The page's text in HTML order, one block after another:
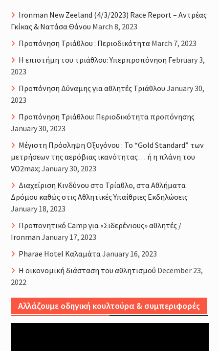
Ironman New Zeeland (4/3/2023) Race Report – Αντρέας
Γκίκας & Νατάσα Θάνου March 8, 2023
Προπόνηση Τριάθλου : Περιοδικότητα March 7, 2023
H επιστήμη του τριάθλου: Υπερπροπόνηση February 3,
2023
Προπόνηση Δύναμης για αθλητές Τριάθλου January 30,
2023
Προπόνηση Τριάθλου: Περιοδικότητα προπόνησης
January 30, 2023
Μέγιστη Πρόσληψη Οξυγόνου : Το “Gold Standard” των
μετρήσεων της αερόβιας ικανότητας… ή η πλάνη του
VO2max; January 30, 2023
Διαχείριση Κινδύνου στο Τρίαθλο, στα Αθλήματα
Δρόμου καθώς στις Αθλητικές Υπαίθριες Εκδηλώσεις
January 18, 2023
Προπονητικό Camp για «Σιδερένιους» αθλητές /
Ironman January 17, 2023
Pharae Hotel ΚαλαμάταJanuary 16, 2023
Η οικονομική διάσταση του αθλητισμού December 23,
2022
Αλλάζουμε οδηγική κουλτούρα & συμπεριφορές